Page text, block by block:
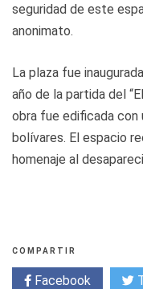
seguridad de este
anonimato.
La plaza fue
año de la partida del
obra fue edificada
bolívares. El espacio
homenaje al
COMPARTIR
Facebook